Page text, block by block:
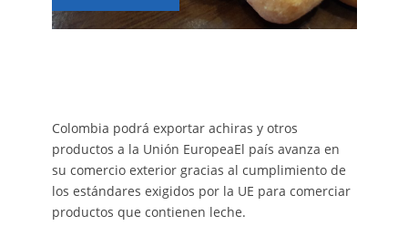
Colombia podrá exportar achiras y otros
productos a la Unión EuropeaEl país avanza en
su comercio exterior gracias al cumplimiento de
los estándares exigidos por la UE para comerciar
productos que contienen leche.